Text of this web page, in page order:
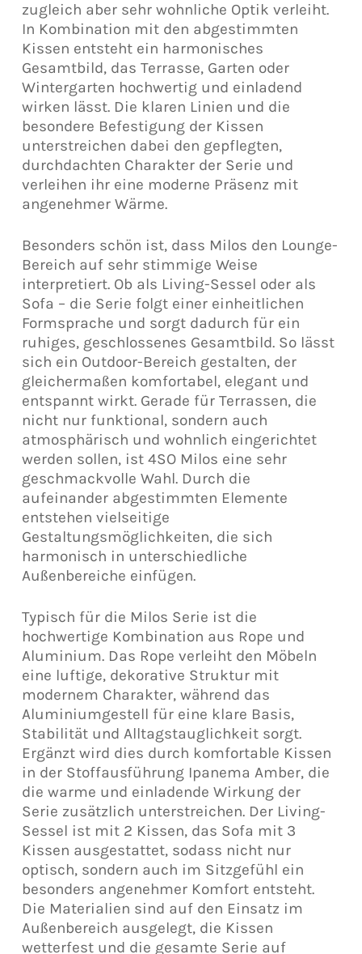
zugleich aber sehr wohnliche Optik verleiht.
In Kombination mit den abgestimmten
Kissen entsteht ein harmonisches
Gesamtbild, das Terrasse, Garten oder
Wintergarten hochwertig und einladend
wirken lässt. Die klaren Linien und die
besondere Befestigung der Kissen
unterstreichen dabei den gepflegten,
durchdachten Charakter der Serie und
verleihen ihr eine moderne Präsenz mit
angenehmer Wärme.
Besonders schön ist, dass Milos den Lounge-
Bereich auf sehr stimmige Weise
interpretiert. Ob als Living-Sessel oder als
Sofa – die Serie folgt einer einheitlichen
Formsprache und sorgt dadurch für ein
ruhiges, geschlossenes Gesamtbild. So lässt
sich ein Outdoor-Bereich gestalten, der
gleichermaßen komfortabel, elegant und
entspannt wirkt. Gerade für Terrassen, die
nicht nur funktional, sondern auch
atmosphärisch und wohnlich eingerichtet
werden sollen, ist 4SO Milos eine sehr
geschmackvolle Wahl. Durch die
aufeinander abgestimmten Elemente
entstehen vielseitige
Gestaltungsmöglichkeiten, die sich
harmonisch in unterschiedliche
Außenbereiche einfügen.
Typisch für die Milos Serie ist die
hochwertige Kombination aus Rope und
Aluminium. Das Rope verleiht den Möbeln
eine luftige, dekorative Struktur mit
modernem Charakter, während das
Aluminiumgestell für eine klare Basis,
Stabilität und Alltagstauglichkeit sorgt.
Ergänzt wird dies durch komfortable Kissen
in der Stoffausführung Ipanema Amber, die
die warme und einladende Wirkung der
Serie zusätzlich unterstreichen. Der Living-
Sessel ist mit 2 Kissen, das Sofa mit 3
Kissen ausgestattet, sodass nicht nur
optisch, sondern auch im Sitzgefühl ein
besonders angenehmer Komfort entsteht.
Die Materialien sind auf den Einsatz im
Außenbereich ausgelegt, die Kissen
wetterfest und die gesamte Serie auf